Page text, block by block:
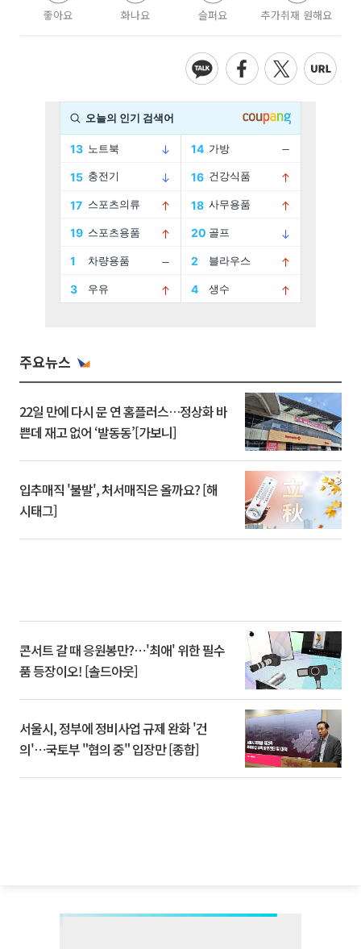
좋아요 화나요 슬퍼요 추가취재 원해요
주요뉴스
22일 만에 다시 문 연 홈플러스…정상화 바
쁜데 재고 없어 ‘발동동’[가보니]
입추매직 '불발', 처서매직은 올까요? [해
시태그]
콘서트 갈 때 응원봉만?⋯'최애' 위한 필수
품 등장이오! [솔드아웃]
서울시, 정부에 정비사업 규제 완화 '건
의'⋯국토부 "협의 중" 입장만 [종합]